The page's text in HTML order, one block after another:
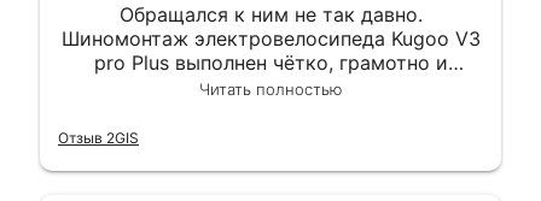
Обращался к ним не так давно.
Шиномонтаж электровелосипеда Kugoo V3
pro Plus выполнен чётко, грамотно и
квалифицированно. Всё сделано
Читать полностью
Отзыв 2GIS